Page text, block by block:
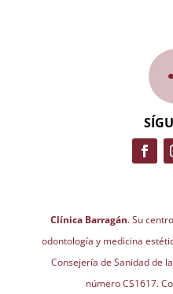
Clínica Barragán. Su
odontología y medicina
Consejería de Sanidad de
número CS1617.